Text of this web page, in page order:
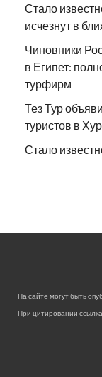
Стало
исчезнут в
Чиновники
в Египет:
турфирм
Тез Тур
туристов в
Стало
На сайте могут быть
При цитировании